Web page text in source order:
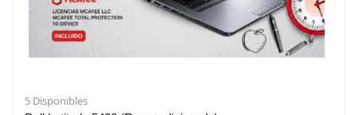
5 Disponibles